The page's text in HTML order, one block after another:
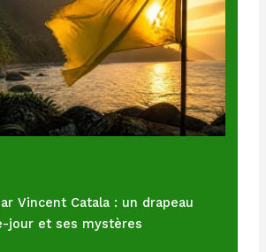
Vincent Catala : un drapeau
jour et ses mystères